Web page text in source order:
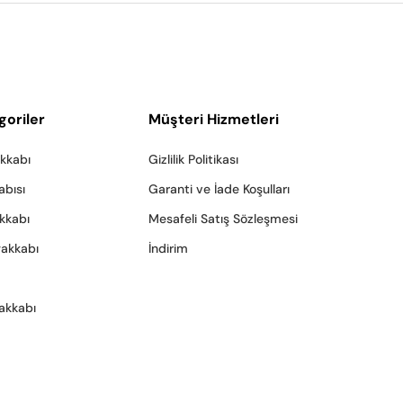
Müşteri Hizmetleri
Gizlilik Politikası
Garanti ve İade Koşulları
Mesafeli Satış Sözleşmesi
İndirim